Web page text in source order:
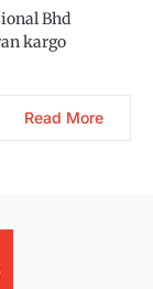
Bhd
kargo
Read More